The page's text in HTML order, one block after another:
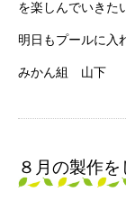
を楽しんでいきた
明日もプールに入
みかん組 山下
８月の製作